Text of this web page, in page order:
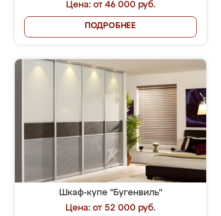
Цена: от 46 000 руб.
ПОДРОБНЕЕ
Шкаф-купе "Бугенвиль"
Цена: от 52 000 руб.